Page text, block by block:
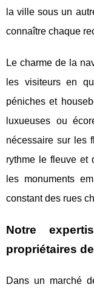
la ville sous un
connaître chaque
Le charme de la
les visiteurs en
péniches et
luxueuses ou
nécessaire sur les
rythme le fleuve et
les monuments
constant des rues
Notre
propriétaires
Dans un marché